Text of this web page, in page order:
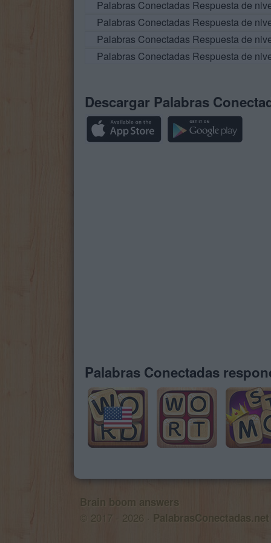
Palabras Conectadas Respuesta de
Palabras Conectadas Respuesta de
Palabras Conectadas Respuesta de
Palabras Conectadas Respuesta de
Descargar Palabras
Palabras Conectadas
Brain boom answers
© 2017 - 2026 · PalabrasConectadas.net